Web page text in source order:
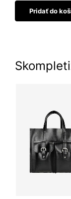
Pridať do